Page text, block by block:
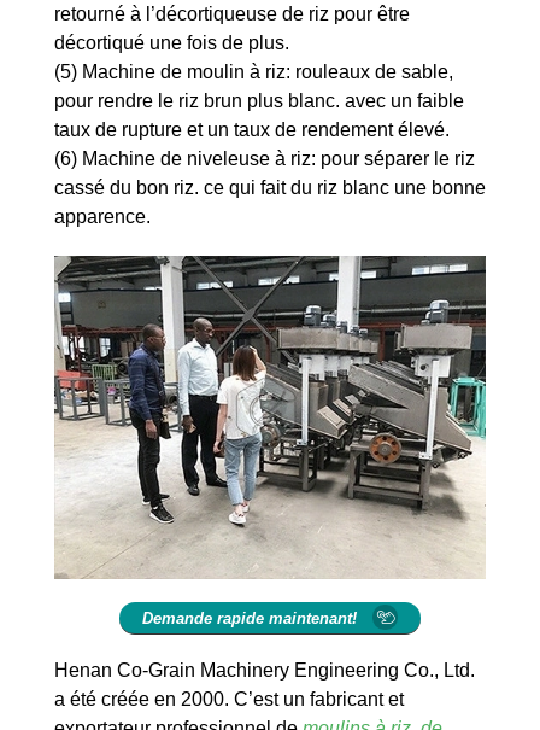
retourné à l’décortiqueuse de riz pour être
décortiqué une fois de plus.
(5) Machine de moulin à riz: rouleaux de sable,
pour rendre le riz brun plus blanc. avec un faible
taux de rupture et un taux de rendement élevé.
(6) Machine de niveleuse à riz: pour séparer le riz
cassé du bon riz. ce qui fait du riz blanc une bonne
apparence.
Demande rapide maintenant!
Henan Co-Grain Machinery Engineering Co., Ltd.
a été créée en 2000. C’est un fabricant et